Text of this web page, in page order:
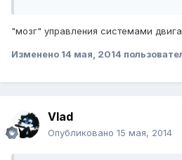
"мозг" управления системами
Изменено 14 мая, 2014
Vlad
Опубликовано 15 мая, 2014